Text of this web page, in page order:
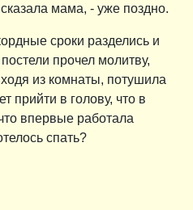
мама, - уже поздно.
сроки разделись и
прочел молитву,
из комнаты, потушила
прийти в голову, что в
впервые работала
спать?